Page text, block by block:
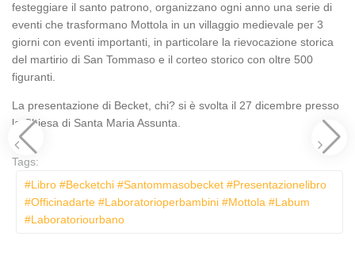
festeggiare il santo patrono, organizzano ogni anno una serie di
eventi che trasformano Mottola in un villaggio medievale per 3
giorni con eventi importanti, in particolare la rievocazione storica
del martirio di San Tommaso e il corteo storico con oltre 500
figuranti.
La presentazione di Becket, chi? si è svolta il 27 dicembre presso
la Chiesa di Santa Maria Assunta.
Tags:
#libro #becketchi #santommasobecket #presentazionelibro
#officinadarte #laboratorioperbambini #mottola #labum
#laboratoriourbano